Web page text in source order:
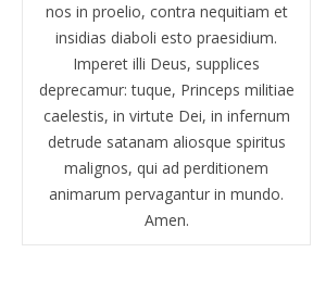
nos in proelio, contra nequitiam et
insidias diaboli esto praesidium.
Imperet illi Deus, supplices
deprecamur: tuque, Princeps militiae
caelestis, in virtute Dei, in infernum
detrude satanam aliosque spiritus
malignos, qui ad perditionem
animarum pervagantur in mundo.
Amen.